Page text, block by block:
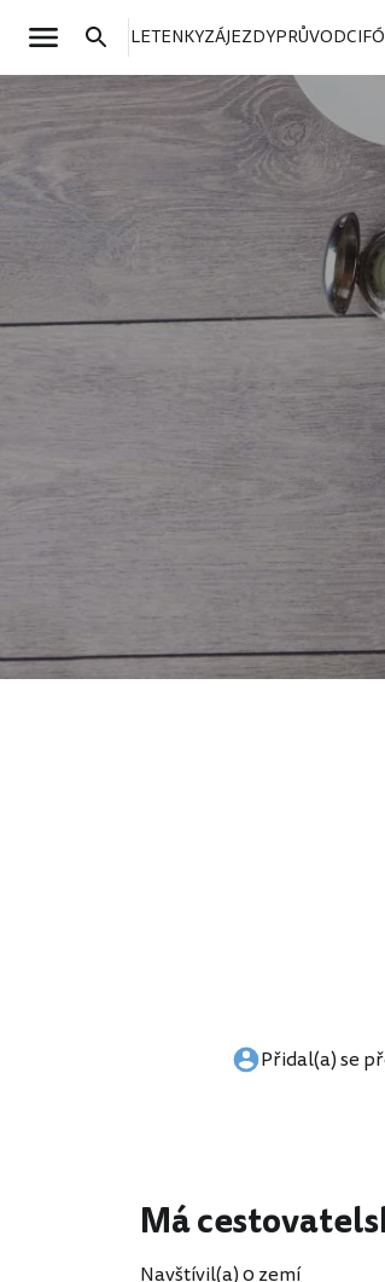
LETENKYZÁJEZDYPRŮVODCI
Přidal(a) se
Má
Navštívil(a) 0 zemí